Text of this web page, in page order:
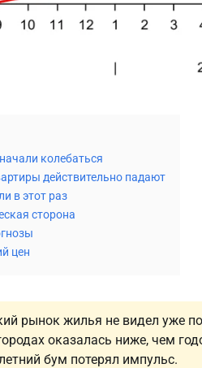
колебаться
действительно падают
в этот раз
сторона
цен
рынок жилья не видел уже
оказалась ниже, чем
бум потерял импульс.